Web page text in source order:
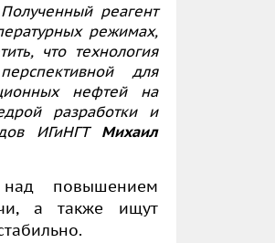
реагент
режимах,
что технология
для
нефтей на
разработки и
ИГиНГТМихаил
повышением
а также ищут